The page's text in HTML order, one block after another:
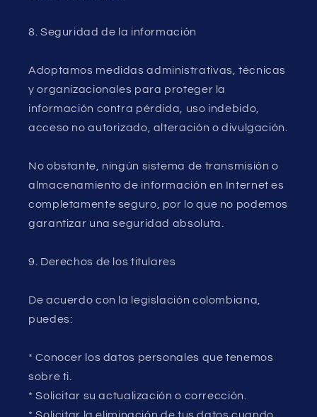
8. Seguridad de la información
Adoptamos medidas administrativas, técnicas
y organizacionales para proteger la
información contra pérdida, uso indebido,
acceso no autorizado, alteración o divulgación.
No obstante, ningún sistema de transmisión o
almacenamiento de información en Internet es
completamente seguro, por lo que no podemos
garantizar una seguridad absoluta.
9. Derechos de los titulares
De acuerdo con la legislación colombiana,
puedes:
* Conocer los datos personales que tenemos
sobre ti.
* Solicitar su actualización o corrección.